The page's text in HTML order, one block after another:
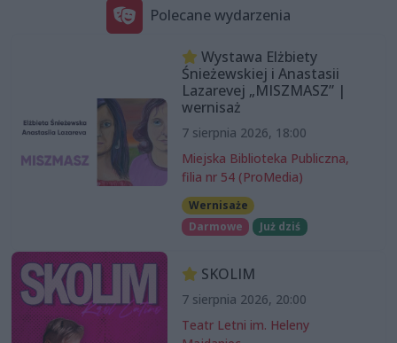
Polecane wydarzenia
Wystawa Elżbiety
Śnieżewskiej i Anastasii
Lazarevej „MISZMASZ” |
wernisaż
7 sierpnia 2026, 18:00
Miejska Biblioteka Publiczna,
filia nr 54 (ProMedia)
Wernisaże
Darmowe
Już dziś
SKOLIM
7 sierpnia 2026, 20:00
Teatr Letni im. Heleny